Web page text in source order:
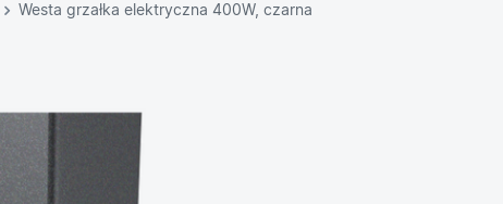
Westa grzałka elektryczna 400W, czarna